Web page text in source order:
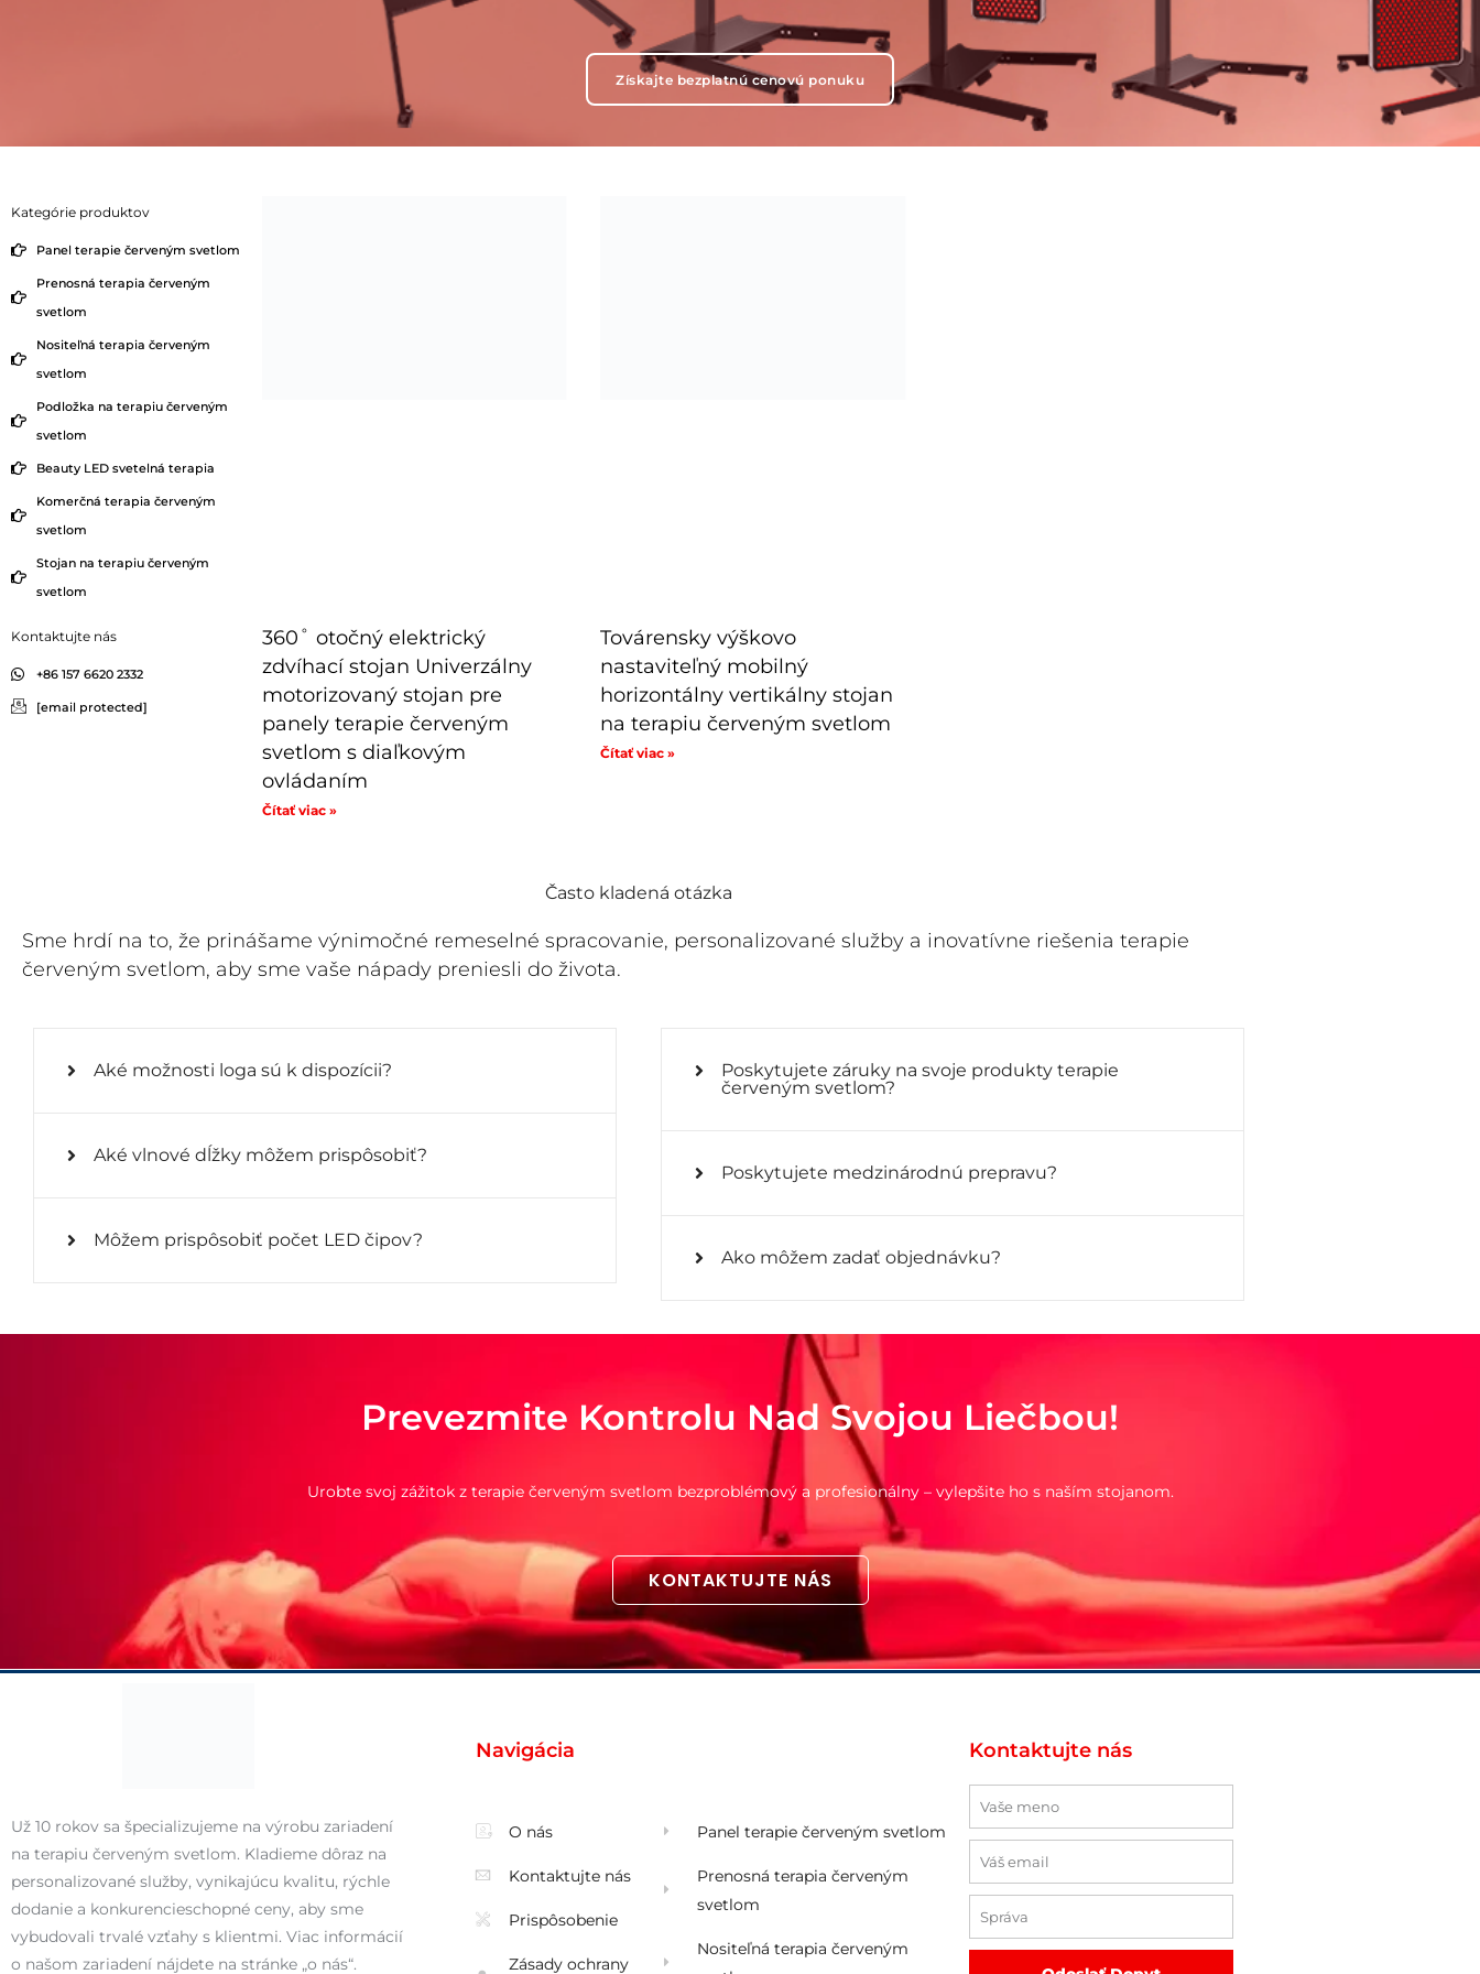
Získajte bezplatnú cenovú ponuku
Kategórie produktov
Panel terapie červeným svetlom
Prenosná terapia červeným
svetlom
Nositeľná terapia červeným
svetlom
Podložka na terapiu červeným
svetlom
Beauty LED svetelná terapia
Komerčná terapia červeným
svetlom
Stojan na terapiu červeným
svetlom
Kontaktujte nás
+86 157 6620 2332
[email protected]
360˚ otočný elektrický
zdvíhací stojan Univerzálny
motorizovaný stojan pre
panely terapie červeným
svetlom s diaľkovým
ovládaním
Čítať viac »
Továrensky výškovo
nastaviteľný mobilný
horizontálny vertikálny stojan
na terapiu červeným svetlom
Čítať viac »
Často kladená otázka
Sme hrdí na to, že prinášame výnimočné remeselné spracovanie, personalizované služby a inovatívne riešenia terapie
červeným svetlom, aby sme vaše nápady preniesli do života.
Aké možnosti loga sú k dispozícii?
Aké vlnové dĺžky môžem prispôsobiť?
Môžem prispôsobiť počet LED čipov?
Poskytujete záruky na svoje produkty terapie
červeným svetlom?
Poskytujete medzinárodnú prepravu?
Ako môžem zadať objednávku?
Prevezmite Kontrolu Nad Svojou Liečbou!
Urobte svoj zážitok z terapie červeným svetlom bezproblémový a profesionálny – vylepšite ho s naším stojanom.
KONTAKTUJTE NÁS
Už 10 rokov sa špecializujeme na výrobu zariadení
na terapiu červeným svetlom. Kladieme dôraz na
personalizované služby, vynikajúcu kvalitu, rýchle
dodanie a konkurencieschopné ceny, aby sme
vybudovali trvalé vzťahy s klientmi. Viac informácií
o našom zariadení nájdete na stránke „o nás“.
Navigácia
O nás
Kontaktujte nás
Prispôsobenie
Zásady ochrany
Panel terapie červeným svetlom
Prenosná terapia červeným
svetlom
Nositeľná terapia červeným
Kontaktujte nás
Meno
Email
Správa